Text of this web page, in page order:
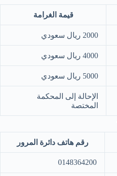
قيمة الغرامة
2000 ريال سعودي
4000 ريال سعودي
5000 ريال سعودي
الإحالة إلى المحكمة
المختصة
رقم هاتف دائرة المرور
0148364200